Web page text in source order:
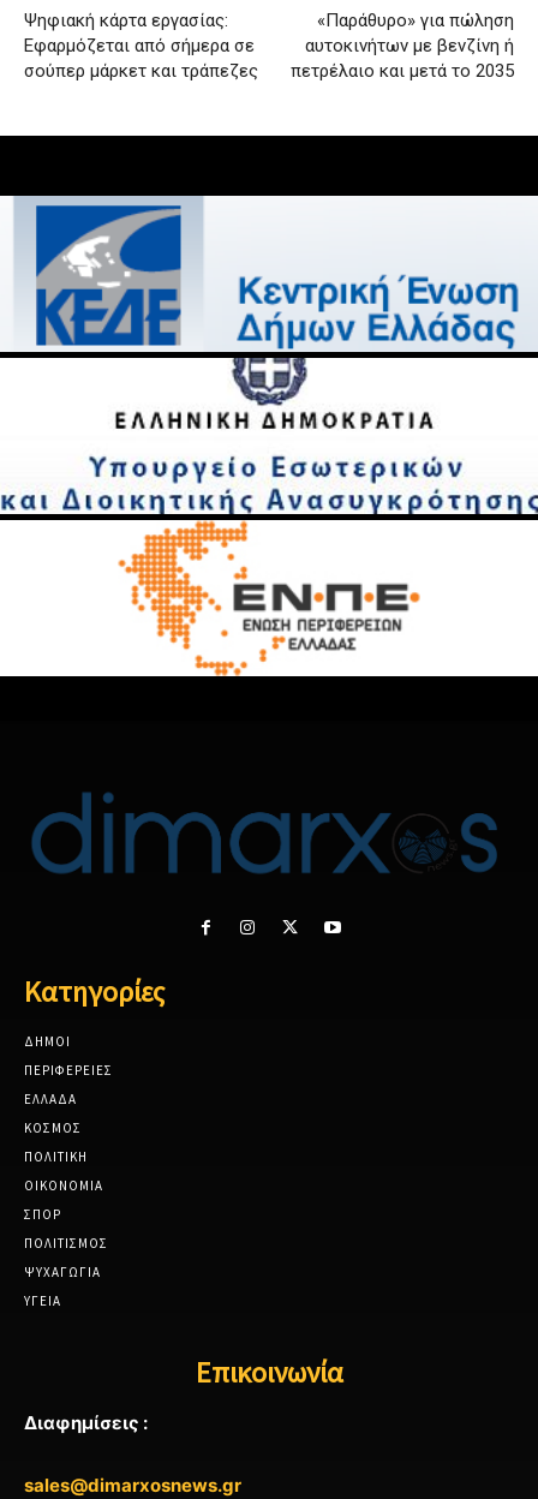
Ψηφιακή κάρτα εργασίας:
Εφαρμόζεται από σήμερα σε
σούπερ μάρκετ και τράπεζες
«Παράθυρο» για πώληση
αυτοκινήτων με βενζίνη ή
πετρέλαιο και μετά το 2035
Κατηγορίες
ΔΗΜΟΙ
ΠΕΡΙΦΕΡΕΙΕΣ
ΕΛΛΑΔΑ
ΚΟΣΜΟΣ
ΠΟΛΙΤΙΚΗ
ΟΙΚΟΝΟΜΙΑ
ΣΠΟΡ
ΠΟΛΙΤΙΣΜΟΣ
ΨΥΧΑΓΩΓΙΑ
ΥΓΕΙΑ
Επικοινωνία
Διαφημίσεις :
sales@dimarxosnews.gr